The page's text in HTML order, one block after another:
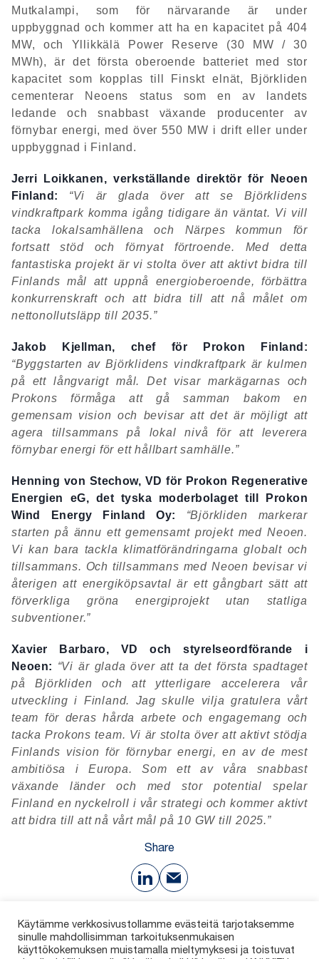
Mutkalampi, som för närvarande är under
uppbyggnad och kommer att ha en kapacitet på 404
MW, och Yllikkälä Power Reserve (30 MW / 30
MWh), är det första oberoende batteriet med stor
kapacitet som kopplas till Finskt elnät, Björkliden
cementerar Neoens status som en av landets
ledande och snabbast växande producenter av
förnybar energi, med över 550 MW i drift eller under
uppbyggnad i Finland.
Jerri Loikkanen, verkställande direktör för Neoen
Finland: “Vi är glada över att se Björklidens
vindkraftpark komma igång tidigare än väntat. Vi vill
tacka lokalsamhällena och Närpes kommun för
fortsatt
stöd och förnyat förtroende. Med detta
fantastiska projekt är vi stolta över att aktivt bidra till
Finlands mål att uppnå energioberoende, förbättra
konkurrenskraft och att bidra till att nå målet om
nettonollutsläpp till 2035.”
Jakob Kjellman, chef för Prokon Finland:
“Byggstarten av Björklidens vindkraftpark är kulmen
på ett långvarigt mål. Det visar markägarnas och
Prokons förmåga att gå samman bakom en
gemensam vision och bevisar att det är möjligt att
agera tillsammans på lokal nivå för att leverera
förnybar energi för ett hållbart samhälle.”
Henning von Stechow, VD för Prokon Regenerative
Energien eG, det tyska moderbolaget till Prokon
Wind Energy Finland Oy: “Björkliden markerar
starten på ännu ett gemensamt projekt med Neoen.
Vi kan bara tackla klimatförändringarna globalt och
tillsammans. Och tillsammans med Neoen bevisar vi
återigen att energiköpsavtal är ett gångbart sätt att
förverkliga gröna energiprojekt utan statliga
subventioner.”
Xavier Barbaro, VD och styrelseordförande i
Neoen: “Vi är glada över att ta det första spadtaget
på Björkliden och att ytterligare accelerera vår
utveckling i Finland. Jag skulle vilja gratulera vårt
team för deras hårda arbete och engagemang och
tacka Prokons team. Vi är stolta över att aktivt stödja
Finlands vision för förnybar energi, en av de mest
ambitiösa i Europa. Som ett av våra snabbast
växande länder och med stor potential spelar
Finland en nyckelroll i vår strategi och kommer aktivt
att bidra till att nå vårt mål på 10 GW till 2025.”
Share
Download
Käytämme verkkosivustollamme evästeitä tarjotaksemme
sinulle mahdollisimman tarkoituksenmukaisen
käyttökokemuksen muistamalla mieltymyksesi ja toistuvat